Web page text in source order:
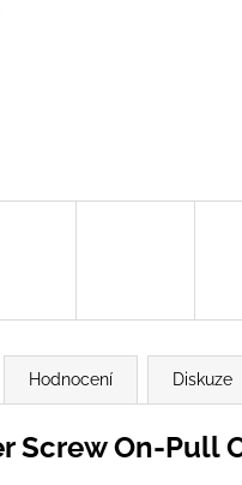
Hodnocení Diskuze
Screw On-Pull